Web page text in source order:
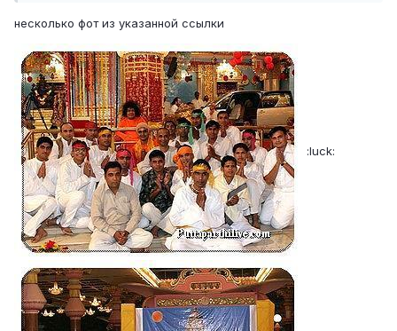
несколько фот из указанной ссылки
:luck: